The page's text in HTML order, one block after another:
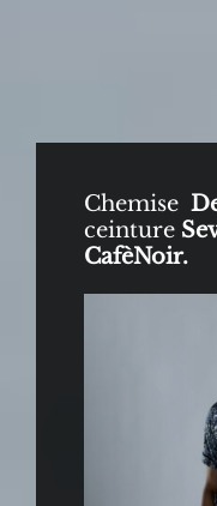
Chemise
ceinture
CafèNoir.